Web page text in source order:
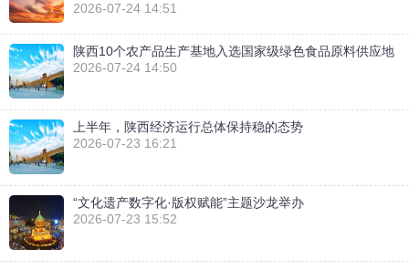
2026-07-24 14:51
陕西10个农产品生产基地入选国家级绿色食品原料供应地
2026-07-24 14:50
上半年，陕西经济运行总体保持稳的态势
2026-07-23 16:21
“文化遗产数字化·版权赋能”主题沙龙举办
2026-07-23 15:52